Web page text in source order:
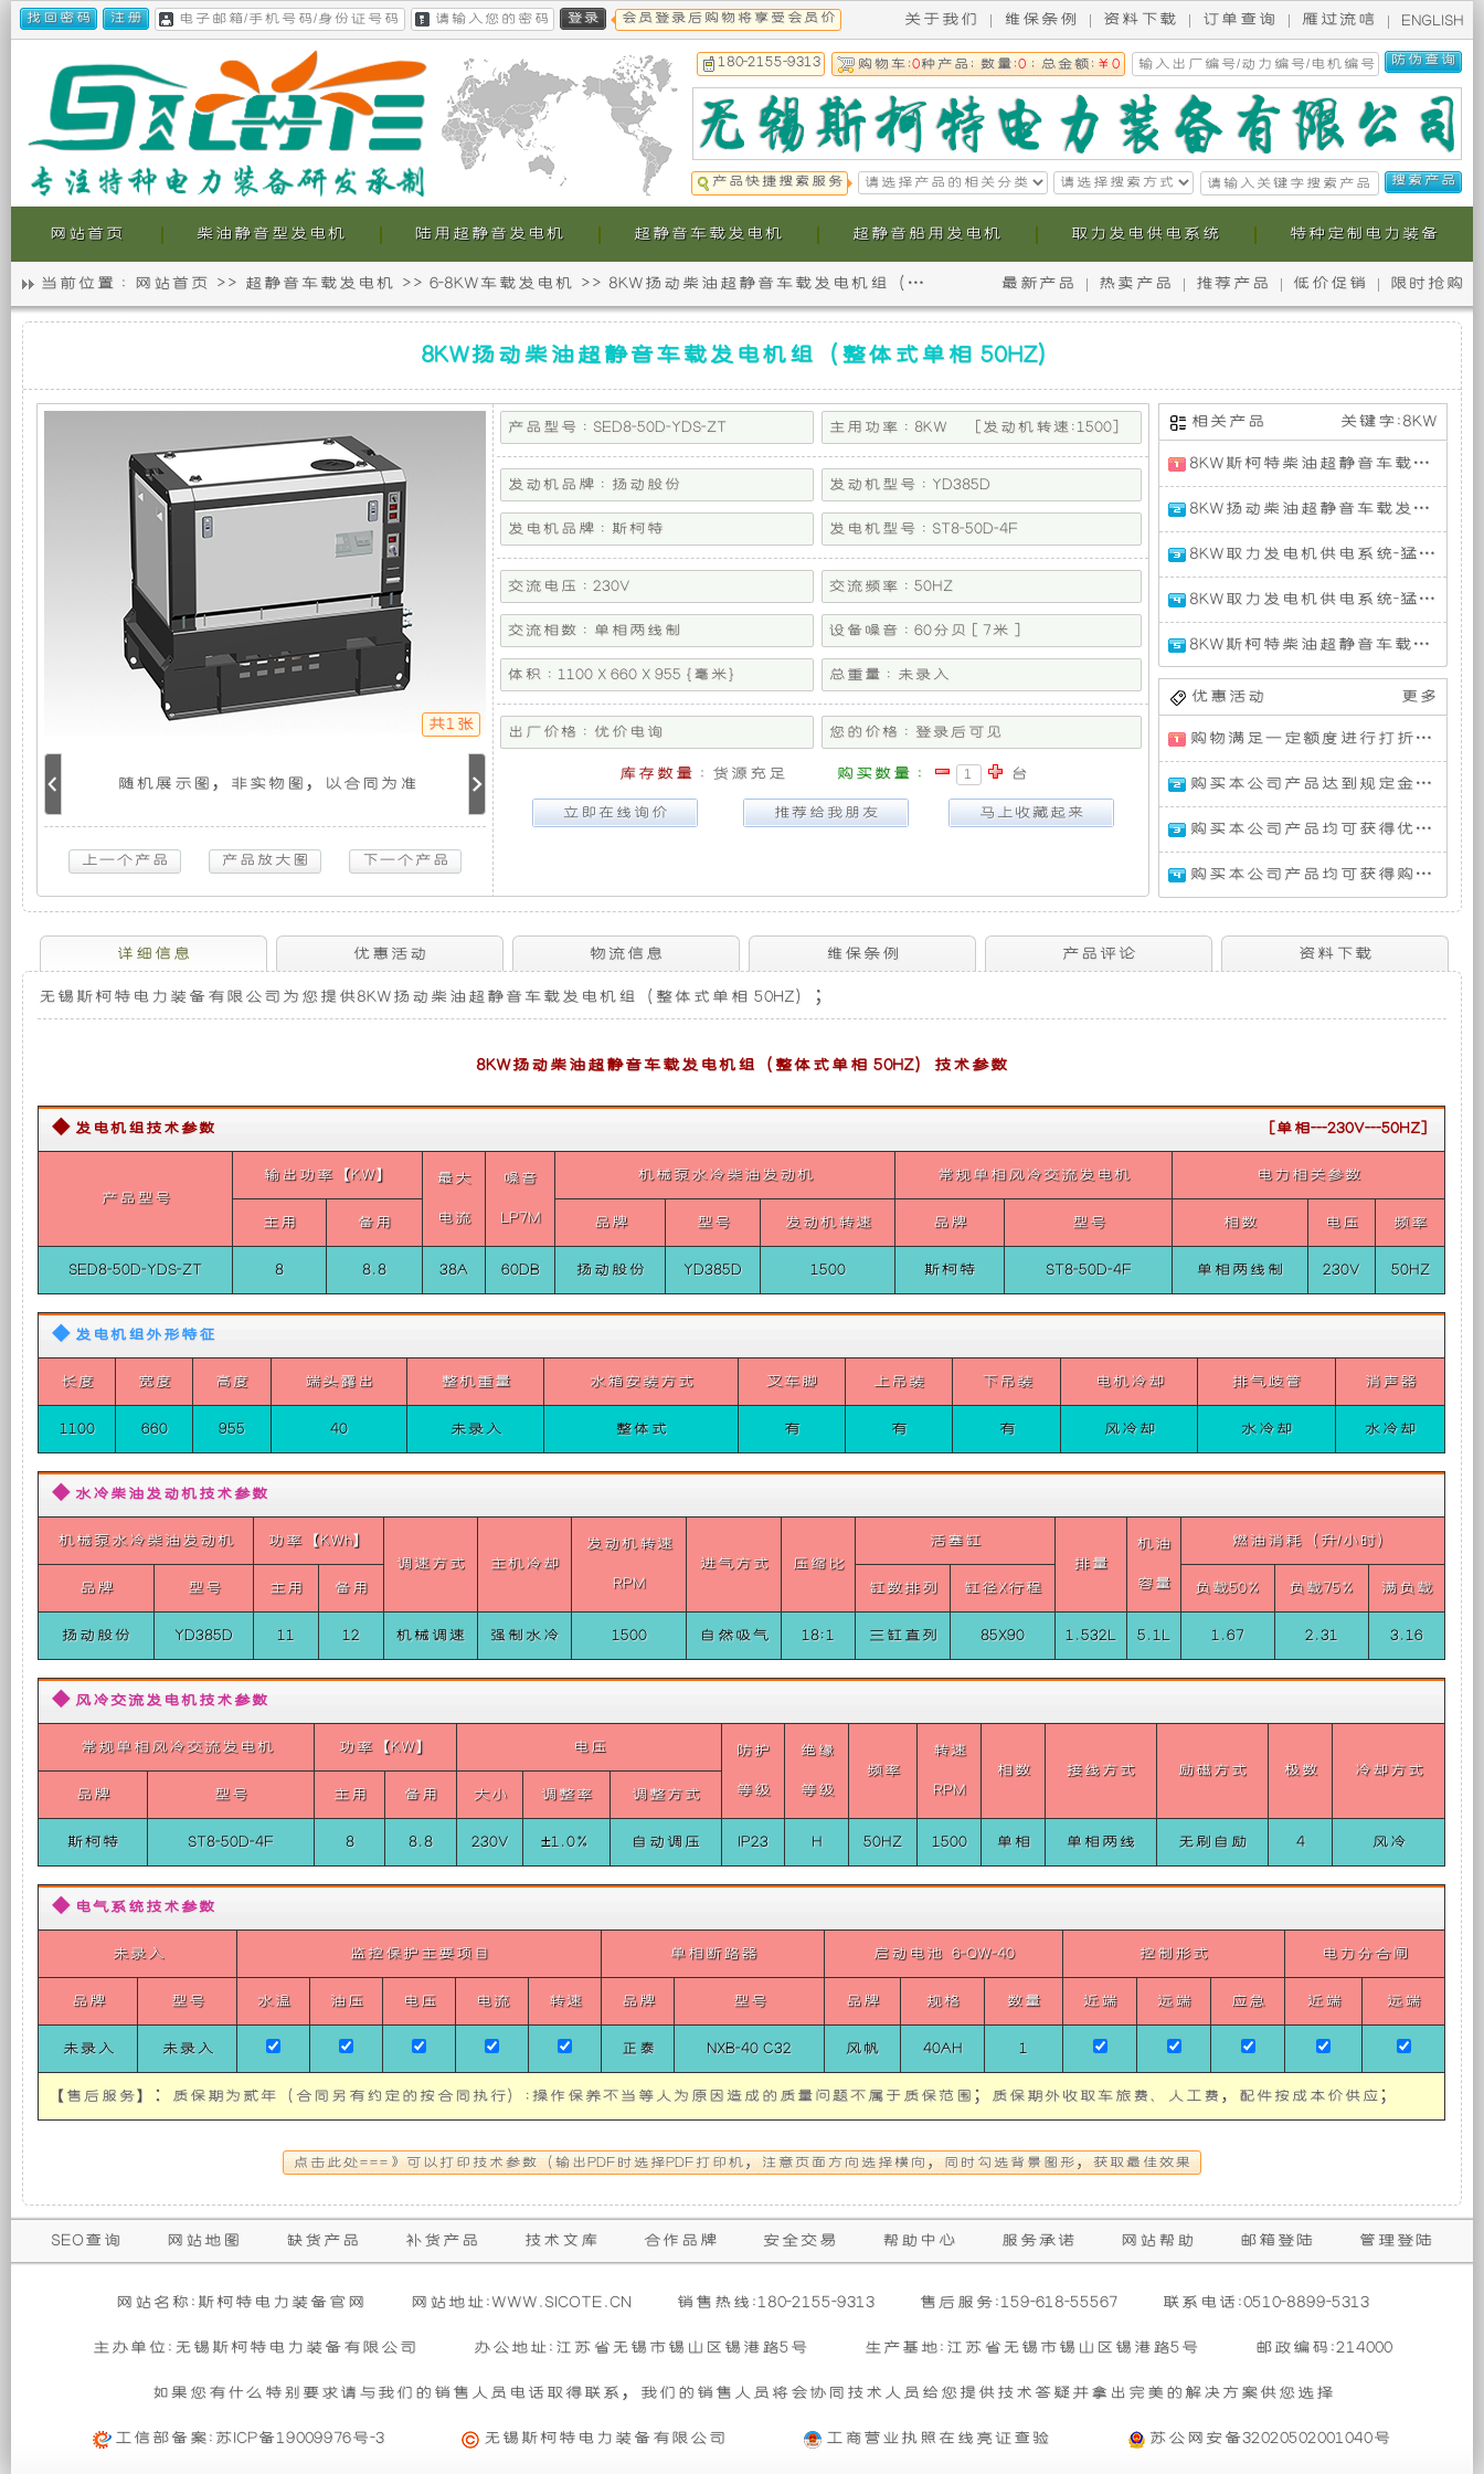
会员登录后购物将享受会员价 ENGLISH
雁过流唁
订单查询
资料下载
维保条例
关于我们
购物车:0种产品; 数量:0 ; 总金额: ￥0
180-2155-9313
产品快捷搜索服务
特种定制电力装备
本
司
提
供
的
特
种
定
制
型
电
主
要
包
括
塔
机
泵
组、
气
组、
灯
泵
机、
高
取力发电供电系统
无
锡
斯
柯
特
电
力
公
产
力
机
电
统，
巧
利
辆
有
间，
不
超静音船用发电机
本
公
司
生
产
的
超
静
音
发
电
机
具
音
低、
护
简
方
便
等
特
提
供
化
服
超静音车载发电机
本
公
司
提
供
高
性
能
的
发
电
机，
专
辆
用
电
而
超
音
有
音，
满
的
车
陆用超静音发电机
我
的
超
静
音
电
组
用
全
新
噪
音
能
稳
定，
护
方
便，
超
静
电
机
柴油静音型发电机
静
发
电
机
组，
是
相
于
放
式
发
机
在
其
基
础
增
了
装
使
发
有
和
防
网站首页
当前位置 : 网站首页 >> 超静音车载发电机 >> 6-8KW车载发电机 >> 8KW扬动柴油超静音车载发电机组（整体式单相 50HZ） 限时抢购
低价促销
推荐产品
热卖产品
最新产品
8KW
扬
动
柴
油
超
静
音
车
载
发
电
机
组
（整
体
式
单
相
50HZ）
8KW
扬
动
柴
油
超
静
音
电
机
组
（整
体
式
单
相
50HZ）
8KW
扬
动
柴
油
超
静
音
车
载
发
电
机
组
（整
体
式
单
相
50HZ）
8KW
扬
动
柴
油
超
静
音
车
载
发
电
机
组
（整
体
式
单
相
50HZ）
8KW
YangDong
Vehicle
Silent
Generator
Set
(single-
phase
50HZ)
8KW扬动柴油超静音车载发电机组（整体式单相 50HZ）
共1张
随机展示图，非实物图，以合同为准
产品型号 : SED8-50D-YDS-ZT 主用功率 : 8KW [发动机转速:1500]
发动机品牌 : 扬动股份 发动机型号 : YD385D
发电机品牌 : 斯柯特 发电机型号 : ST8-50D-4F
交流电压 : 230V 交流频率 : 50HZ
交流相数 : 单相两线制 设备噪音 : 60分贝 [ 7米 ]
体积 : 1100 X 660 X 955 {毫米} 总重量 : 未录入
出厂价格 : 优价电询 您的价格 : 登录后可见
库存数量 : 货源充足 购买数量 : 台
相关产品 关键字:8KW
8KW斯柯特柴油超静音车载发电机组（分体式单相50HZ短轴）
发
动
机
型
号 :
13,
发
电
机
型
号 :
50D-
4F-
斯
柯
特
柴
油
超
静
音
车
载
电
机
组
（分
体
式
单
相
短
轴）
8KW扬动柴油超静音车载发电机组（整体式单相 50HZ）
发
动
机
型
号
发
电
机
型
号 :
50D-
扬
动
柴
油
超
静
音
车
载
发
电
机
（整
体
式
单
相
8KW取力发电机供电系统-猛士M50(EQ2063)
取
力
发
电
电
机
型
号
监
管
单
元
主
机
型
号 :
4U-
230,
猛
士
M50
是
猛
于
2021
年
发
布
的
车
型，
最
大
净
功
率
转
发
动
机
型
号
东
风
康
明
斯
直
列
四
缸，
4.0
排
量，
国
六
排
放
标
准，
最
大
扭
矩
最
大
扭
矩
转
速
用
此
发
动
机
6KW
8KW取力发电机供电系统-猛士CSK系列
取
力
发
电
电
机
型
号
监
管
单
元
主
机
型
号 :
4U-
230,
东
风
猛
士
军
版
CSK
系
列
采
用
发
动
机
类
型
为
东
风
康
明
斯
增
压
中
冷
柴
油
机
此
款
发
动
机
最
大
功
率
马
力
最
大
扭
矩
达
到
最
大
功
率
在
时
达
到，
最
大
扭
矩
在
输
8KW斯柯特柴油超静音车载发电机组（整体式单相 50HZ）
发
动
机
型
号 :
13,
发
电
机
型
号 :
50D-
4F,
控
制
器
型
号 :
斯
柯
特
柴
油
超
音
车
载
发
电
机
组
（整
体
式
单
相
优惠活动 更多
购物满足一定额度进行打折活动再升级
购买本公司产品达到规定金额可获增三滤
购买本公司产品均可获得优惠券在本站使用
购买本公司产品均可获得购物券在本站消费
详细信息 优惠活动 物流信息 维保条例 产品评论 资料下载
无锡斯柯特电力装备有限公司为您提供8KW扬动柴油超静音车载发电机组（整体式单相 50HZ）；
8KW扬动柴油超静音车载发电机组（整体式单相 50HZ）技术参数
◆ 发电机组技术参数 [单相---230V---50HZ]
产品型号
输出功率【KW】 最大
电流
噪音
LP7M
机械泵水冷柴油发动机 常规单相风冷交流发电机 电力相关参数
主用 备用 品牌 型号 发动机转速 品牌 型号 相数 电压 频率
SED8-50D-YDS-ZT 8 8.8 38A 60DB 扬动股份 YD385D 1500 斯柯特 ST8-50D-4F 单相两线制 230V 50HZ
◆ 发电机组外形特征
长度 宽度 高度 端头露出 整机重量 水箱安装方式 叉车脚 上吊装 下吊装 电机冷却 排气歧管 消声器
1100 660 955 40 未录入 整体式 有 有 有 风冷却 水冷却 水冷却
◆ 水冷柴油发动机技术参数
机械泵水冷柴油发动机
功率【KWh】
调速方式
主机冷却
发动机转速
RPM
进气方式 压缩比
活塞缸
排量
机油
容量
燃油消耗（升/小时）
品牌 型号 主用 备用 缸数排列 缸径X行程 负载50% 负载75% 满负载
扬动股份 YD385D 11 12 机械调速 强制水冷 1500 自然吸气 18:1 三缸直列 85X90 1.532L 5.1L 1.67 2.31 3.16
◆ 风冷交流发电机技术参数
常规单相风冷交流发电机 功率【KW】 电压 防护
等级
绝缘
等级
频率
转速
RPM
相数 接线方式 励磁方式 极数
冷却方式
品牌
型号 主用 备用 大小 调整率 调整方式
斯柯特 ST8-50D-4F 8 8.8 230V ±1.0% 自动调压 IP23 H 50HZ 1500 单相 单相两线 无刷自励 4 风冷
◆ 电气系统技术参数
未录入 监控保护主要项目 单相断路器 启动电池 6-QW-40 控制形式 电力分合闸
品牌 型号 水温 油压 电压 电流 转速 品牌 型号 品牌 规格 数量 近端 远端 应急 近端 远端
未录入 未录入 正泰 NXB-40 C32 风帆 40AH 1
【售后服务】：质保期为贰年（合同另有约定的按合同执行）;操作保养不当等人为原因造成的质量问题不属于质保范围；质保期外收取车旅费、人工费，配件按成本价供应；
购买本公司产品达到规定金额可获增三滤
活动时间 : 从2026年01月01日 0点0分 2026年12月31日 0点0分
购买公司产品，运费减免优惠方案政策
活动时间 : 从2023年12月20日 0点0分到 2030年12月31日 0点0分
零担运输（运费到付）
所需时间 : 3-4 天 [ 国内 ]
配送范围 : 按收货人地址
修
SEO查询 网站地图 缺货产品 补货产品 技术文库 合作品牌 安全交易 帮助中心 服务承诺 网站帮助 邮箱登陆 管理登陆
网站名称:斯柯特电力装备官网 网站地址:WWW.SICOTE.CN 销售热线:180-2155-9313 售后服务:159-618-55567 联系电话:0510-8899-5313
主办单位:无锡斯柯特电力装备有限公司 办公地址:江苏省无锡市锡山区锡港路5号 生产基地:江苏省无锡市锡山区锡港路5号 邮政编码:214000
如果您有什么特别要求请与我们的销售人员电话取得联系，我们的销售人员将会协同技术人员给您提供技术答疑并拿出完美的解决方案供您选择
工信部备案:苏ICP备19009976号-3 无锡斯柯特电力装备有限公司 工商营业执照在线亮证查验 苏公网安备32020502001040号